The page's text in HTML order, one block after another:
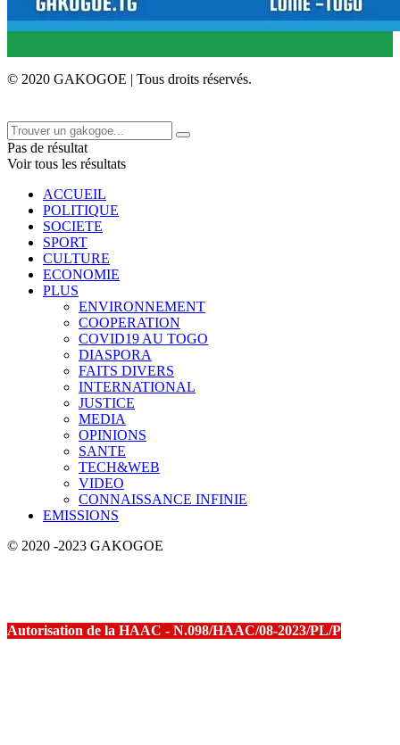
© 2020 GAKOGOE | Tous droits réservés.
Pas de résultat
Voir tous les résultats
ACCUEIL
POLITIQUE
SOCIETE
SPORT
CULTURE
ECONOMIE
PLUS
ENVIRONNEMENT
COOPERATION
COVID19 AU TOGO
DIASPORA
FAITS DIVERS
INTERNATIONAL
JUSTICE
MEDIA
OPINIONS
SANTE
TECH&WEB
VIDEO
CONNAISSANCE INFINIE
EMISSIONS
© 2020 -2023 GAKOGOE
Autorisation de la HAAC - N.098/HAAC/08-2023/PL/P